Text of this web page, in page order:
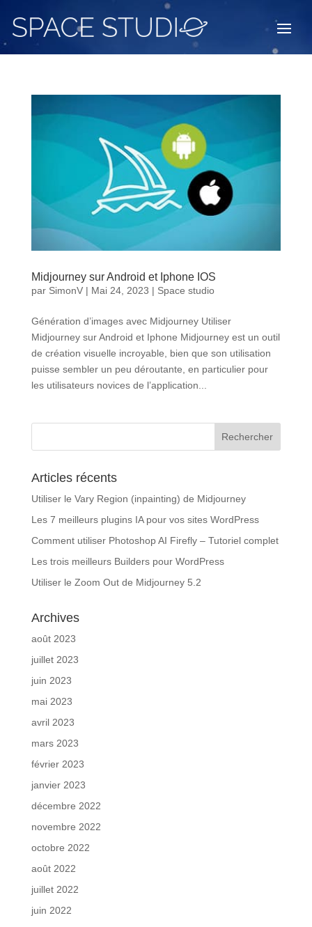
Midjourney sur Android et Iphone IOS
par SimonV| Mai 24, 2023 | Space studio
Génération d’images avec Midjourney Utiliser
Midjourney sur Android et Iphone Midjourney est un outil
de création visuelle incroyable, bien que son utilisation
puisse sembler un peu déroutante, en particulier pour
les utilisateurs novices de l’application...
Articles récents
Utiliser le Vary Region (inpainting) de Midjourney
Les 7 meilleurs plugins IA pour vos sites WordPress
Comment utiliser Photoshop AI Firefly – Tutoriel complet
Les trois meilleurs Builders pour WordPress
Utiliser le Zoom Out de Midjourney 5.2
Archives
août 2023
juillet 2023
juin 2023
mai 2023
avril 2023
mars 2023
février 2023
janvier 2023
décembre 2022
novembre 2022
octobre 2022
août 2022
juillet 2022
juin 2022